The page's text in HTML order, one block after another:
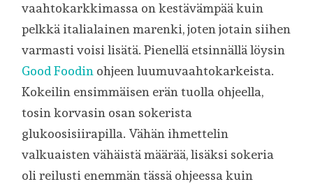
vaahtokarkkimassa on kestävämpää kuin
pelkkä italialainen marenki, joten jotain siihen
varmasti voisi lisätä. Pienellä etsinnällä löysin
Good Foodin ohjeen luumuvaahtokarkeista.
Kokeilin ensimmäisen erän tuolla ohjeella,
tosin korvasin osan sokerista
glukoosisiirapilla. Vähän ihmettelin
valkuaisten vähäistä määrää, lisäksi sokeria
oli reilusti enemmän tässä ohjeessa kuin